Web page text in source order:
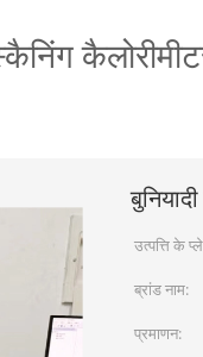
उत्पत्ति के
ब्रांड नाम:
प्रमाणन: